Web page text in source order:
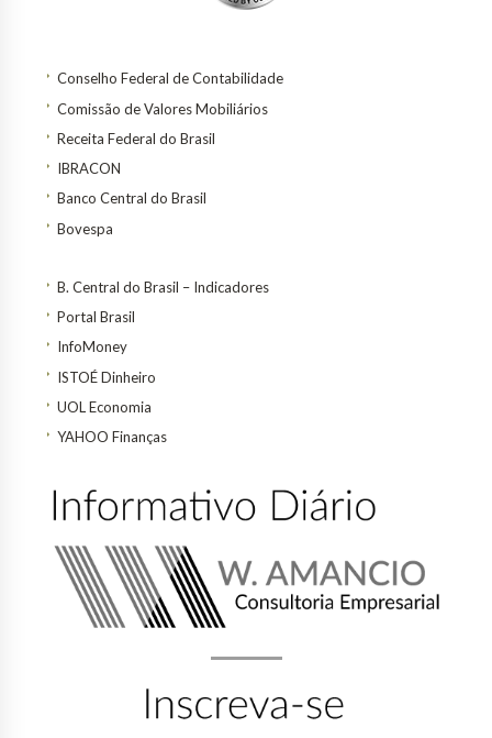
Conselho Federal de Contabilidade
Comissão de Valores Mobiliários
Receita Federal do Brasil
IBRACON
Banco Central do Brasil
Bovespa
B. Central do Brasil – Indicadores
Portal Brasil
InfoMoney
ISTOÉ Dinheiro
UOL Economia
YAHOO Finanças